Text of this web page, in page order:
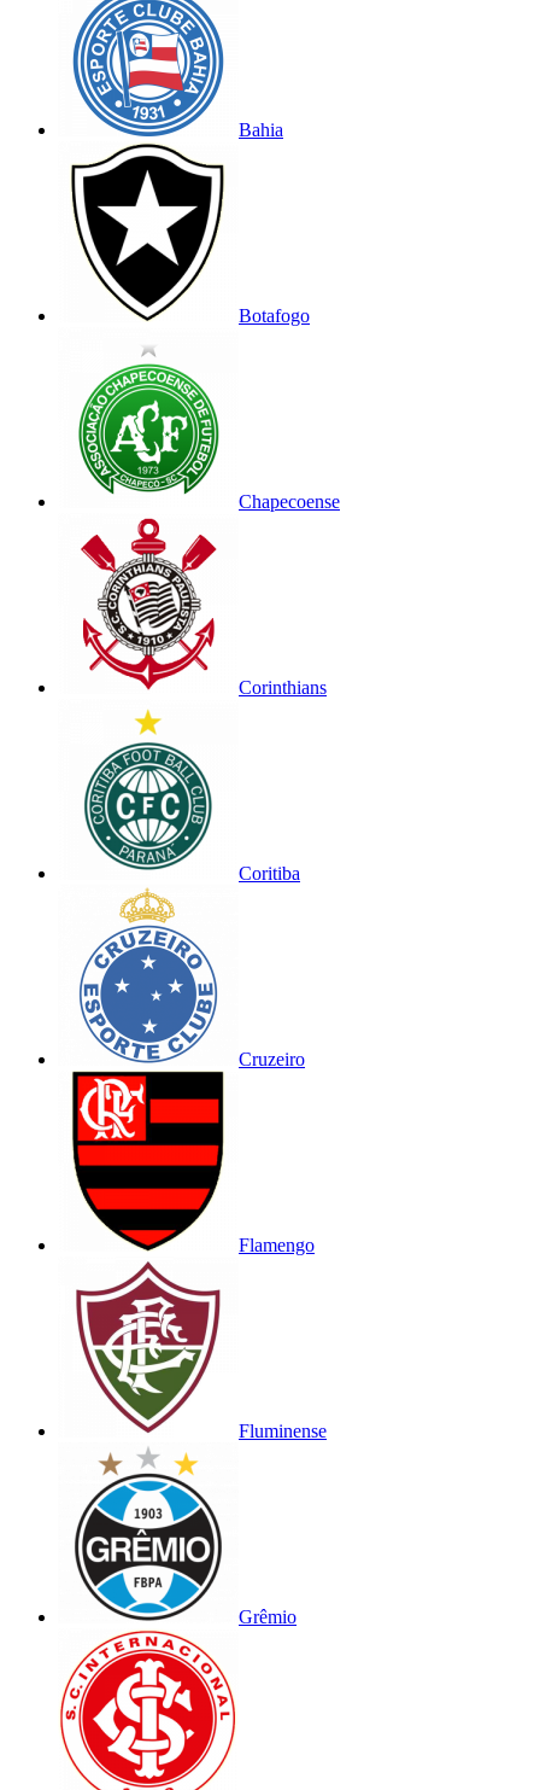
Bahia
Botafogo
Chapecoense
Corinthians
Coritiba
Cruzeiro
Flamengo
Fluminense
Grêmio